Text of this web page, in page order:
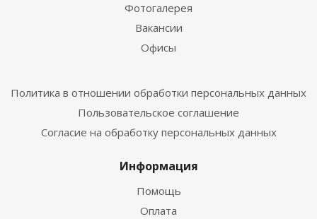
Фотогалерея
Вакансии
Офисы
Политика в отношении обработки персональных данных
Пользовательское соглашение
Согласие на обработку персональных данных
Информация
Помощь
Оплата